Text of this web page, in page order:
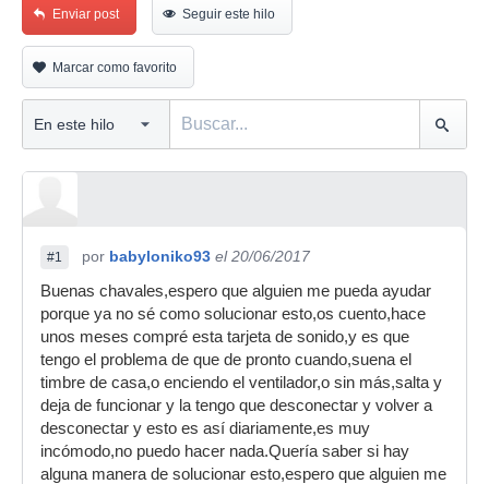
Enviar post Seguir este hilo
Marcar como favorito
#1 por babyloniko93 el 20/06/2017
Buenas chavales,espero que alguien me pueda ayudar
porque ya no sé como solucionar esto,os cuento,hace
unos meses compré esta tarjeta de sonido,y es que
tengo el problema de que de pronto cuando,suena el
timbre de casa,o enciendo el ventilador,o sin más,salta y
deja de funcionar y la tengo que desconectar y volver a
desconectar y esto es así diariamente,es muy
incómodo,no puedo hacer nada.Quería saber si hay
alguna manera de solucionar esto,espero que alguien me